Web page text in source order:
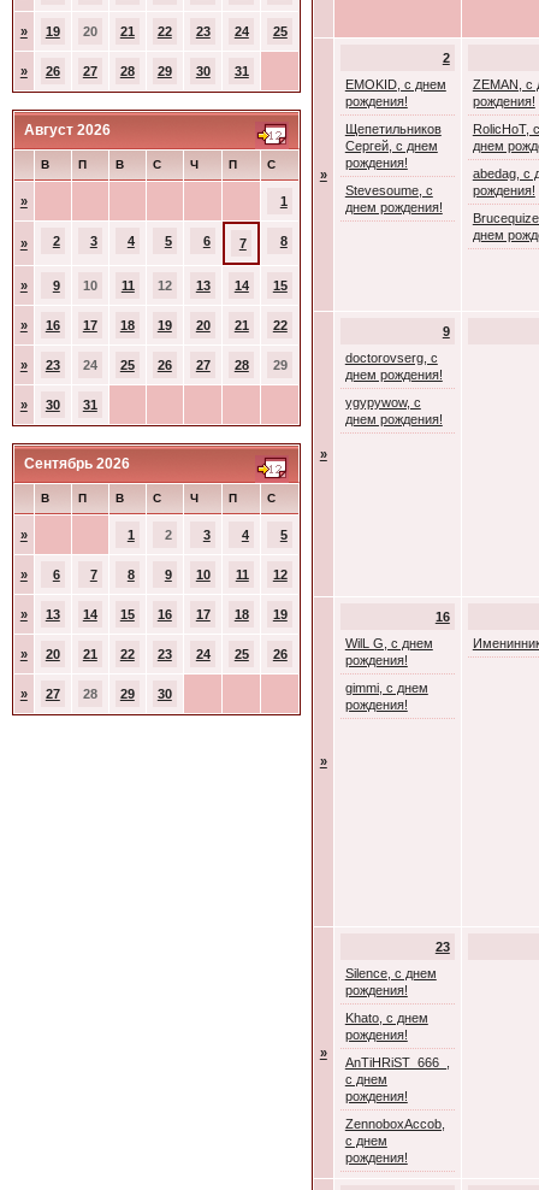
» 19 20 21 22 23 24 25
» 26 27 28 29 30 31
Август 2026
В П В С Ч П С
» 1
» 2 3 4 5 6 7 8
» 9 10 11 12 13 14 15
» 16 17 18 19 20 21 22
» 23 24 25 26 27 28 29
» 30 31
Сентябрь 2026
В П В С Ч П С
» 1 2 3 4 5
» 6 7 8 9 10 11 12
» 13 14 15 16 17 18 19
» 20 21 22 23 24 25 26
» 27 28 29 30
»
2
EMOKID, с днем
рождения!
Щепетильников
Сергей, с днем
рождения!
Stevesoume, с
днем рождения!
ZEMAN, с
рождения!
RolicHoT, с
днем
abedag, с
рождения!
днем
»
9
doctorovserg, с
днем рождения!
ygypywow, с
днем рождения!
»
16
WilL G, с днем
рождения!
gimmi, с днем
рождения!
»
23
Silence, с днем
рождения!
Khato, с днем
рождения!
AnTiHRiST_666_,
с днем
рождения!
ZennoboxAccob,
с днем
рождения!